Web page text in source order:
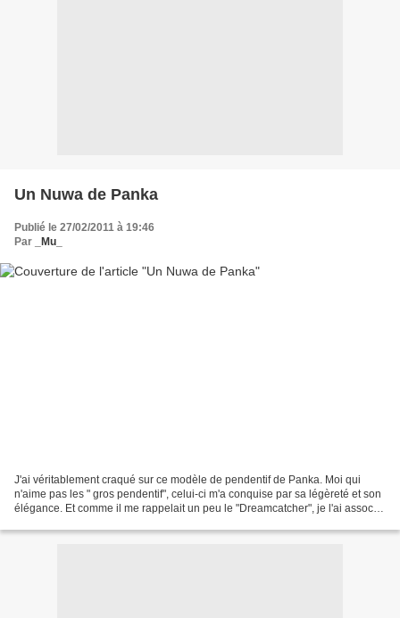
Un Nuwa de Panka
Publié le 27/02/2011 à 19:46
Par
_Mu_
J'ai véritablement craqué sur ce modèle de pendentif de Panka. Moi qui
n'aime pas les " gros pendentif", celui-ci m'a conquise par sa légèreté et son
élégance. Et comme il me rappelait un peu le "Dreamcatcher", je l'ai associé